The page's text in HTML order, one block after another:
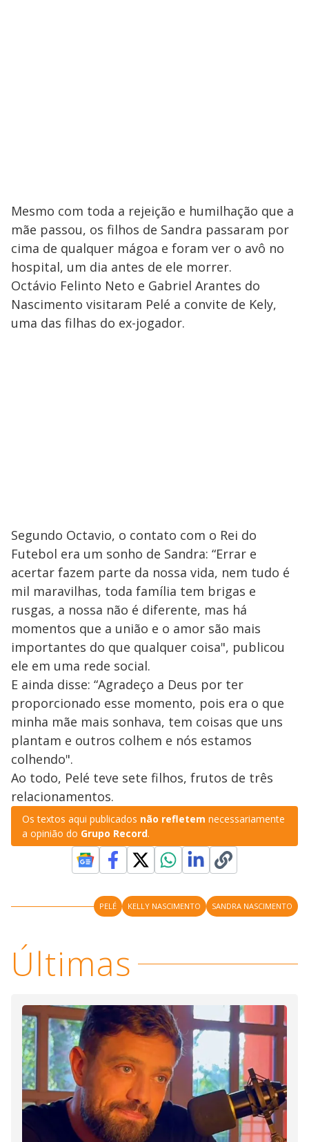
Mesmo com toda a rejeição e humilhação que a
mãe passou, os filhos de Sandra passaram por
cima de qualquer mágoa e foram ver o avô no
hospital, um dia antes de ele morrer.
Octávio Felinto Neto e Gabriel Arantes do
Nascimento visitaram Pelé a convite de Kely,
uma das filhas do ex-jogador.
Segundo Octavio, o contato com o Rei do
Futebol era um sonho de Sandra: “Errar e
acertar fazem parte da nossa vida, nem tudo é
mil maravilhas, toda família tem brigas e
rusgas, a nossa não é diferente, mas há
momentos que a união e o amor são mais
importantes do que qualquer coisa", publicou
ele em uma rede social.
E ainda disse: “Agradeço a Deus por ter
proporcionado esse momento, pois era o que
minha mãe mais sonhava, tem coisas que uns
plantam e outros colhem e nós estamos
colhendo".
Ao todo, Pelé teve sete filhos, frutos de três
relacionamentos.
Os textos aqui publicados não refletem necessariamente
a opinião do Grupo Record.
PELÉ KELLY NASCIMENTO SANDRA NASCIMENTO
Últimas